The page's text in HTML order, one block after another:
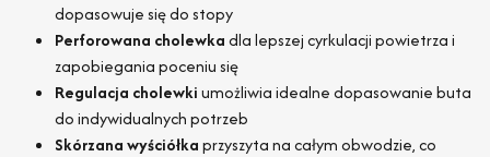
dopasowuje się do stopy
Perforowana cholewkadla lepszej cyrkulacji powietrza i
zapobiegania poceniu się
Regulacja cholewkiumożliwia idealne dopasowanie buta
do indywidualnych potrzeb
Skórzana wyściółkaprzyszyta na całym obwodzie, co